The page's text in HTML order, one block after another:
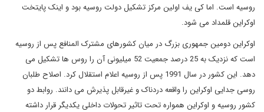
روسیه است. اما کی یف اولین مرکز تشکیل دولت روسیه بود و اینک پایتخت
اوکراین قلمداد می شود.
اوکراین دومین جمهوری بزرگ در میان کشورهای مشترک المنافع پس از روسیه
است که نزدیک به 25 درصد جمعیت 52 میلیونی آن را روس ها تشکیل می
دهد. این کشور در سال 1991 پس از روسیه اعلام استقلال کرد. اصلاح طلبان
روسی جدایی اوکراین را واقعه دردناک و غیرقابل پذیرش می دانند. روابط دو
کشور روسیه و اوکراین همواره تحت تاثیر تحولات داخلی یکدیگر قرار داشته